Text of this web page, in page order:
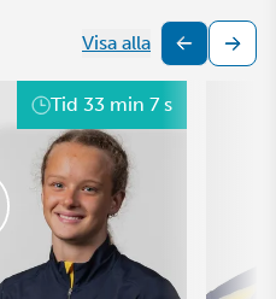
Visa alla
Tid 33 min 7 s